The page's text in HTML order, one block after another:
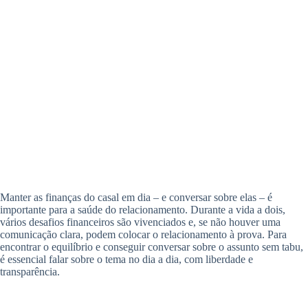
Manter as finanças do casal em dia – e conversar sobre elas – é
importante para a saúde do relacionamento. Durante a vida a dois,
vários desafios financeiros são vivenciados e, se não houver uma
comunicação clara, podem colocar o relacionamento à prova. Para
encontrar o equilíbrio e conseguir conversar sobre o assunto sem tabu,
é essencial falar sobre o tema no dia a dia, com liberdade e
transparência.